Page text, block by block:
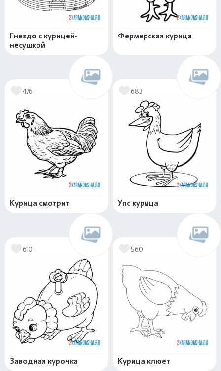
Гнездо с курицей-
несушкой
Фермерская курица
476
Курица смотрит
683
Упс курица
610
Заводная курочка
560
Курица клюет